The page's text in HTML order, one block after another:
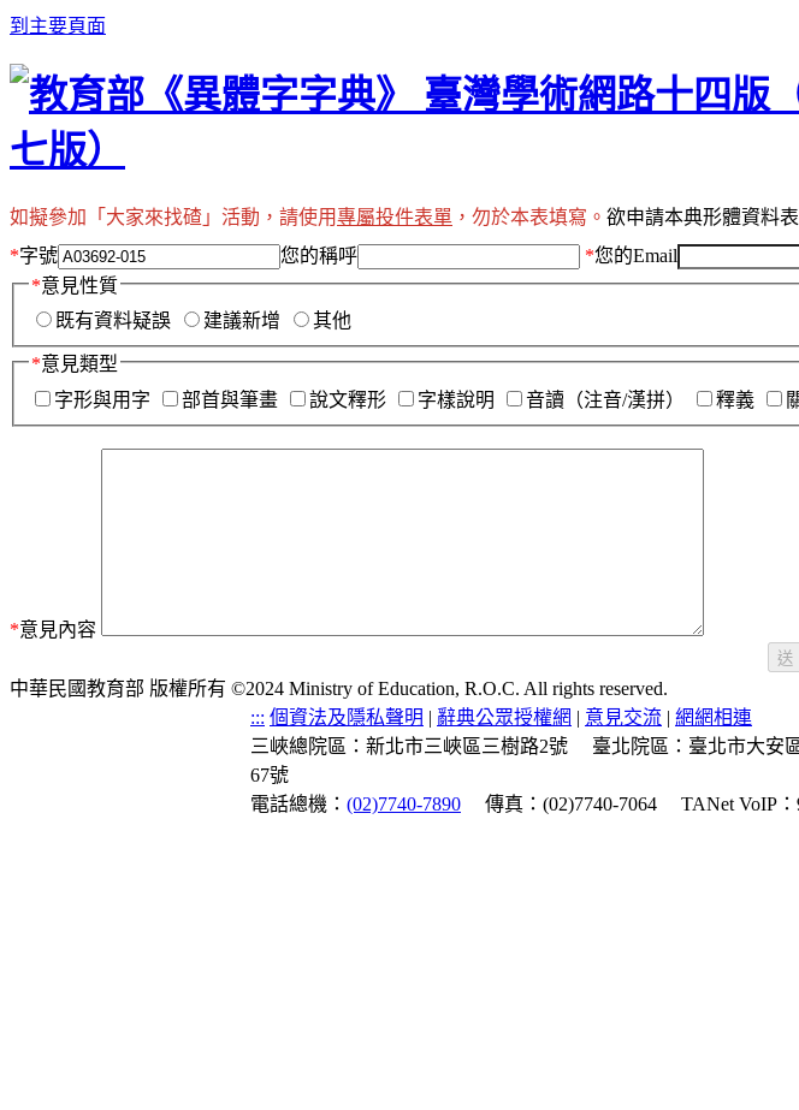
到主要頁面
如擬參加「大家來找碴」活動，請使用專屬投件表單 ，勿於本表填寫。 欲申請本典形體資料
*字號 您的稱呼 *您的Email
*意見性質
既有資料疑誤
建議新增 其他
*意見類型
字形與用字
部首與筆畫 說文釋形 字樣說明 音讀（注音/漢拼） 釋義
*意見內容
中華民國教育部 版權所有 ©2024 Ministry of Education, R.O.C. All rights reserved.
::: 個資法及隱私聲明 | 辭典公眾授權網 | 意見交流 | 網網相連
三峽總院區：新北市三峽區三樹路2號
臺北院區：臺北市大安
67號
電話總機： (02)7740-7890 傳真：(02)7740-7064 TANet VoIP：